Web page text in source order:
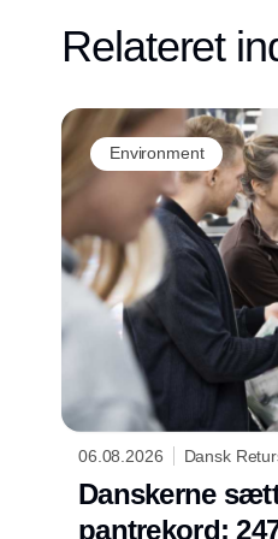
Relateret
Environment
06.08.2026 Dansk
Danskerne
pantrekord: